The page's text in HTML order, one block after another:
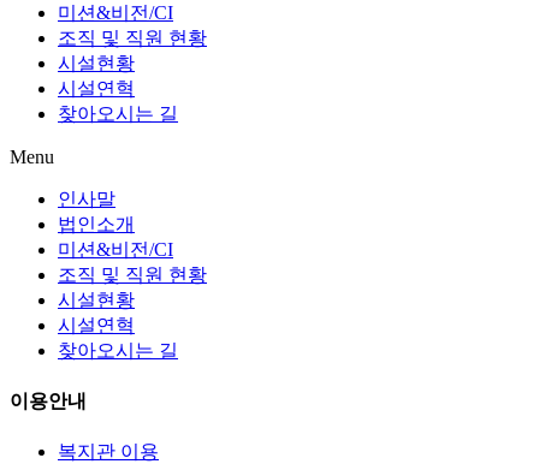
미션&비전/CI
조직 및 직원 현황
시설현황
시설연혁
찾아오시는 길
Menu
인사말
법인소개
미션&비전/CI
조직 및 직원 현황
시설현황
시설연혁
찾아오시는 길
이용안내
복지관 이용